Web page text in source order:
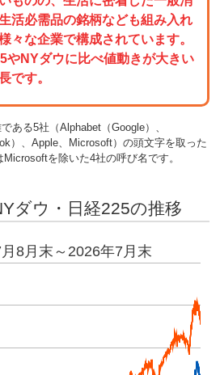
活必需品の銘柄なども組み入れ
々な企業で構成されています。
やNYダウに比べ値動きが大きい
です。
ある5社（Alphabet（Google）、
）、Apple、Microsoft）の頭文字を取った
を除いた4社の呼び名です。
ダウ・日経225の推移